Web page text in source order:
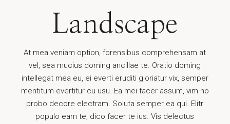
Landscape
At mea veniam option, forensibus comprehensam at
vel, sea mucius doming ancillae te. Oratio doming
intellegat mea eu, ei everti eruditi gloriatur vix, semper
mentitum evertitur cu usu. Ea mei facer assum, vim no
probo decore electram. Soluta semper ea qui. Elitr
populo eam te, dico facer te ius. Vis delectus